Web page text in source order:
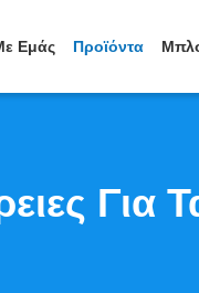
Εμάς Προϊόντα
Για